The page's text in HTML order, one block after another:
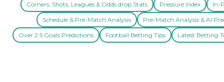
Corners, Shots, Leagues & Odds drop Stats Pressure Index In-
Schedule & Pre-Match Analysis Pre-Match Analysis & AI
Over 2.5 Goals Predictions Football Betting Tips Latest Betting